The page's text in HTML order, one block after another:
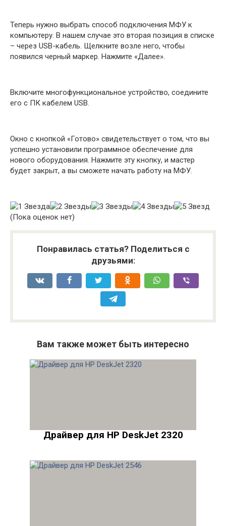
Теперь нужно выбрать способ подключения МФУ к
компьютеру. В нашем случае это вторая позиция в списке
– через USB-кабель. Щелкните возле него, чтобы
появился черный маркер. Нажмите «Далее».
Включите многофункциональное устройство, соедините
его с ПК кабелем USB.
Окно с кнопкой «Готово» свидетельствует о том, что вы
успешно установили программное обеспечение для
нового оборудования. Нажмите эту кнопку, и мастер
будет закрыт, а вы сможете начать работу на МФУ.
(Пока оценок нет)
Понравилась статья? Поделиться с
друзьями:
Вам также может быть интересно
Драйвер для HP DeskJet 2320